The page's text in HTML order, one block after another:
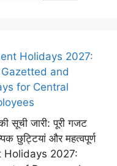
Holidays 2027:
and
for Central
सूची जारी: पूरी गजट
छुट्टियां और महत्वपूर्ण
Holidays 2027: